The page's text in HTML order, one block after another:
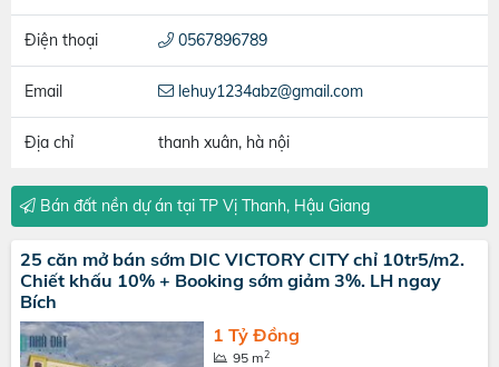
Điện thoại 0567896789
Email lehuy1234abz@gmail.com
Địa chỉ thanh xuân, hà nội
Bán đất nền dự án tại TP Vị Thanh, Hậu Giang
25 căn mở bán sớm DIC VICTORY CITY chỉ 10tr5/m2.
Chiết khấu 10% + Booking sớm giảm 3%. LH ngay
Bích
1 Tỷ Đồng
95 m2